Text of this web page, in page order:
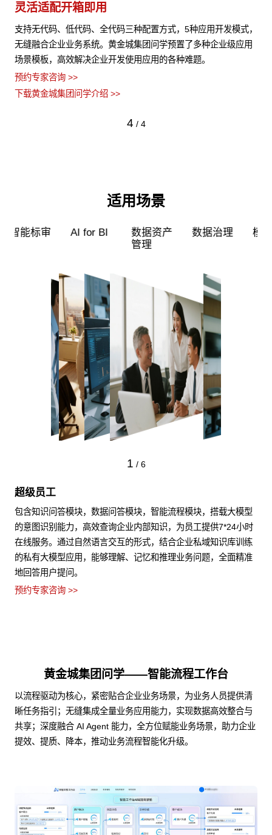
灵活适配开箱即用
支持无代码、低代码、全代码三种配置方式，5种应用开发模式，
无缝融合企业业务系统。黄金城集团问学预置了多种企业级应用
场景模板，高效解决企业开发使用应用的各种难题。
预约专家咨询 >>
下载黄金城集团问学介绍 >>
4 / 4
适用场景
超级员工 智能标审 AI for BI
数据资产
1 / 6
超级员工
包含知识问答模块，数据问答模块，智能流程模块，搭载大模型
的意图识别能力，高效查询企业内部知识，为员工提供7*24小时
在线服务。通过自然语言交互的形式，结合企业私域知识库训练
的私有大模型应用，能够理解、记忆和推理业务问题，全面精准
地回答用户提问。
预约专家咨询 >>
黄金城集团问学——智能流程工作台
以流程驱动为核心，紧密贴合企业业务场景，为业务人员提供清
晰任务指引；无缝集成全量业务应用能力，实现数据高效整合与
共享；深度融合 AI Agent 能力，全方位赋能业务场景，助力企业
提效、提质、降本，推动业务流程智能化升级。